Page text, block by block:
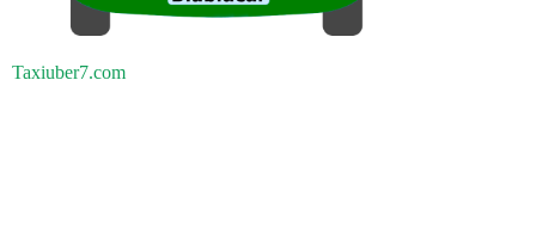
Taxiuber7.com